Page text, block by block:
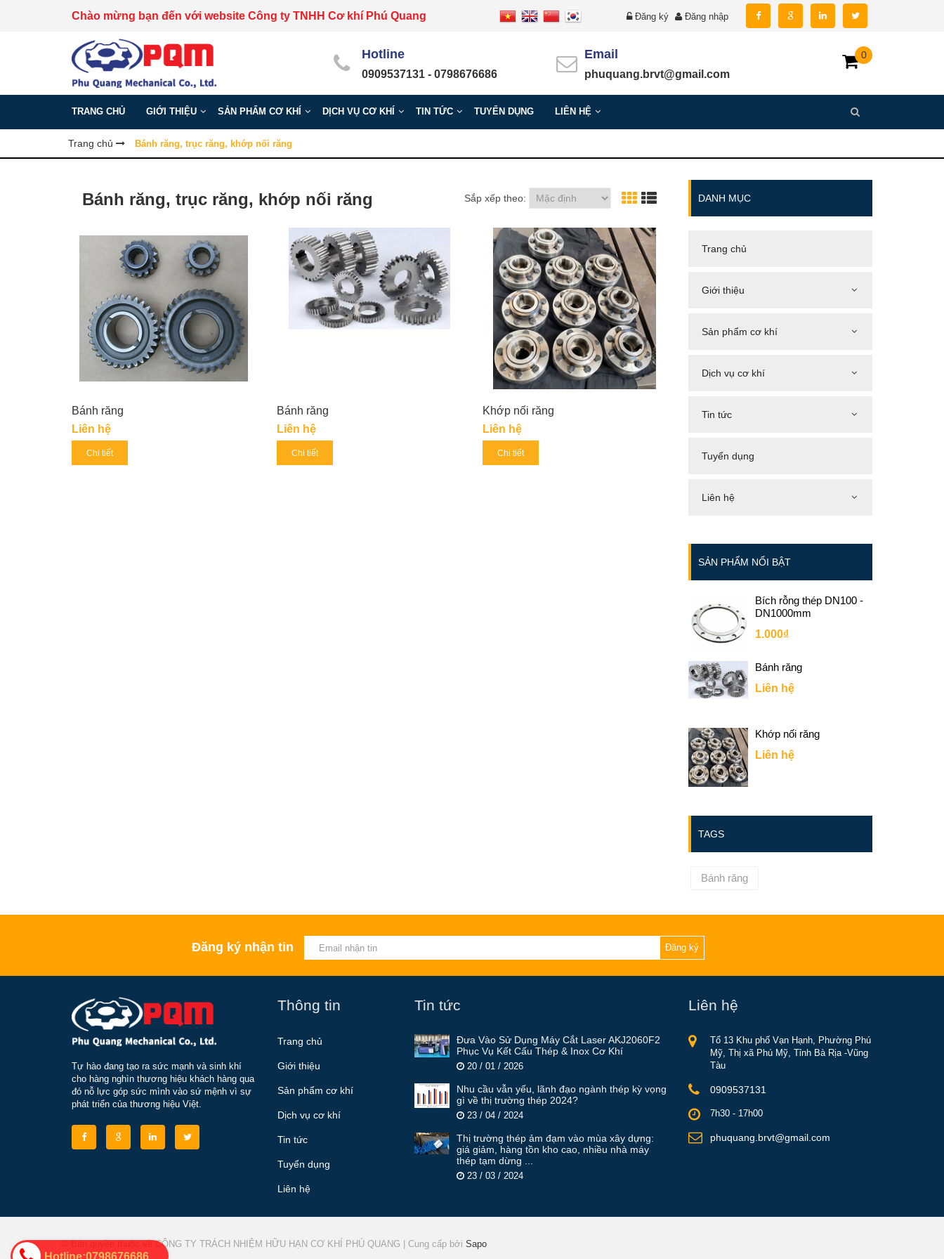
Chào mừng bạn đến với website Công ty TNHH Cơ khí Phú Quang Đăng ký Đăng nhập
Hotline
0909537131 - 0798676686
Email
phuquang.brvt@gmail.com
0
TRANG CHỦ GIỚI THIỆU SẢN PHẨM CƠ KHÍ DỊCH VỤ CƠ KHÍ TIN TỨC TUYỂN DỤNG LIÊN HỆ
Trang chủ Bánh răng, trục răng, khớp nối răng
Bánh răng, trục răng, khớp nối răng Sắp xếp theo:
Bánh răng
Liên hệ
Chi tiết
Bánh răng
Liên hệ
Chi tiết
Khớp nối răng
Liên hệ
Chi tiết
DANH MỤC
Trang chủ
Giới thiệu
Sản phẩm cơ khí
Dịch vụ cơ khí
Tin tức
Tuyển dụng
Liên hệ
SẢN PHẨM NỔI BẬT
Bích rỗng thép DN100 -
DN1000mm
1.000₫
Bánh răng
Liên hệ
Khớp nối răng
Liên hệ
TAGS
Bánh răng
Đăng ký nhận tin Đăng ký
Tự hào đang tạo ra sức mạnh và sinh khí
cho hàng nghìn thương hiệu khách hàng qua
đó nỗ lực góp sức mình vào sứ mệnh vì sự
phát triển của thương hiệu Việt.
Thông tin
Trang chủ
Giới thiệu
Sản phẩm cơ khí
Dịch vụ cơ khí
Tin tức
Tuyển dụng
Liên hệ
Tin tức
Đưa Vào Sử Dụng Máy Cắt Laser AKJ2060F2
Phục Vụ Kết Cấu Thép & Inox Cơ Khí
20 / 01 / 2026
Nhu cầu vẫn yếu, lãnh đạo ngành thép kỳ vọng
gì về thị trường thép 2024?
23 / 04 / 2024
Thị trường thép ảm đạm vào mùa xây dựng:
giá giảm, hàng tồn kho cao, nhiều nhà máy
thép tạm dừng ...
23 / 03 / 2024
Liên hệ
Tổ 13 Khu phố Vạn Hạnh, Phường Phú
Mỹ, Thị xã Phú Mỹ, Tỉnh Bà Rịa -Vũng
Tàu
0909537131
7h30 - 17h00
phuquang.brvt@gmail.com
© Bản quyền thuộc về CÔNG TY TRÁCH NHIỆM HỮU HẠN CƠ KHÍ PHÚ QUANG Cung cấp bởi Sapo
Hotline:0798676686